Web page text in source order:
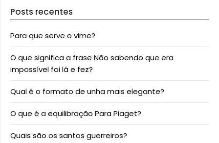
Posts recentes
Para que serve o vime?
O que significa a frase Não sabendo que era
impossível foi lá e fez?
Qual é o formato de unha mais elegante?
O que é a equilibração Para Piaget?
Quais são os santos guerreiros?